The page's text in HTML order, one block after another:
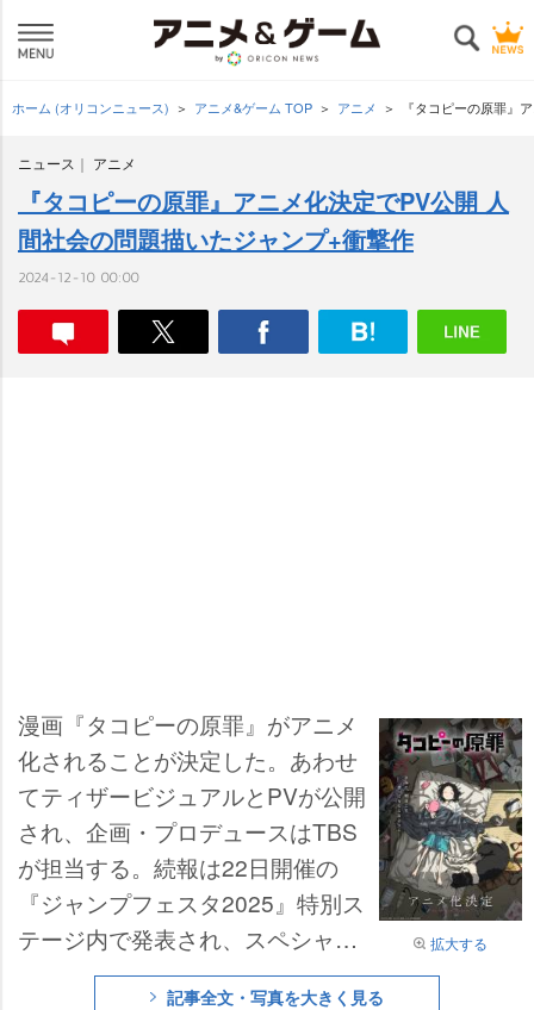
ホーム (オリコンニュース) アニメ&ゲーム TOP アニメ 『タコピーの原罪』
ニュース アニメ
『タコピーの原罪』アニメ化決定でPV公開 人
間社会の問題描いたジャンプ+衝撃作
2024-12-10 00:00
拡大する
漫画『タコピーの原罪』がアニメ
化されることが決定した。あわせ
てティザービジュアルとPVが公開
され、企画・プロデュースはTBS
が担当する。続報は22日開催の
『ジャンプフェスタ2025』特別ス
テージ内で発表され、スペシャル
ゲストも登壇する。
記事全文・写真を大きく見る